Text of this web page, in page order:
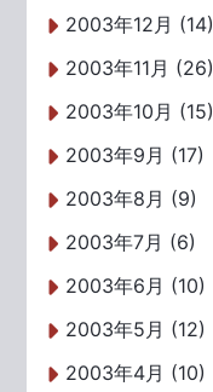
2003年12月 (14)
2003年11月 (26)
2003年10月 (15)
2003年9月 (17)
2003年8月 (9)
2003年7月 (6)
2003年6月 (10)
2003年5月 (12)
2003年4月 (10)